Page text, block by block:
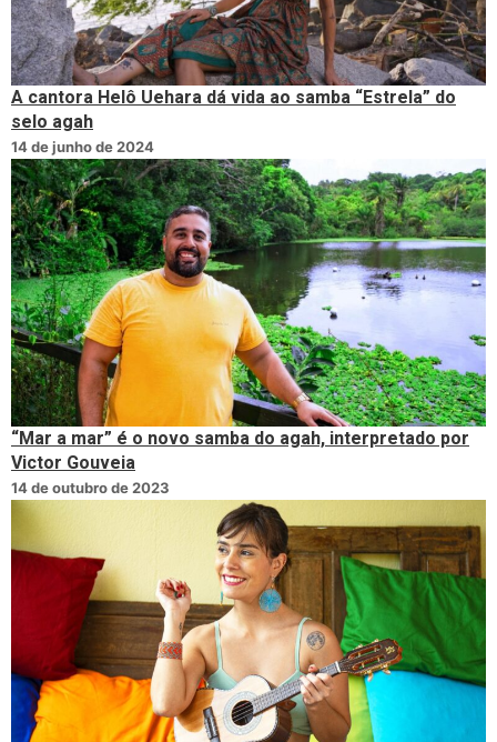
A cantora Helô Uehara dá vida ao samba “Estrela” do
selo agah
14 de junho de 2024
“Mar a mar” é o novo samba do agah, interpretado por
Victor Gouveia
14 de outubro de 2023